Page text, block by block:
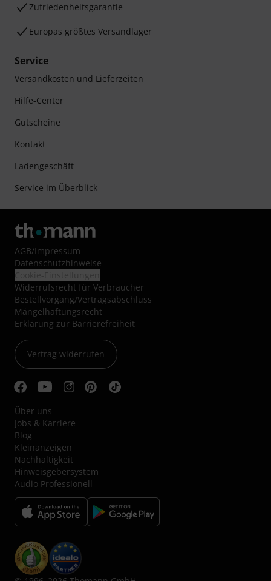
Zufriedenheitsgarantie
Europas größtes Versandlager
Service
Versandkosten und Lieferzeiten
Hilfe-Center
Gutscheine
Kontakt
Ladengeschäft
Service im Überblick
AGB/Impressum
Datenschutzhinweise
Widerrufsrecht für Verbraucher
Bestellvorgang/Vertragsabschluss
Mängelhaftungsrecht
Erklärung zur Barrierefreiheit
Vertrag widerrufen
Über uns
Jobs & Karriere
Blog
Kleinanzeigen
Nachhaltigkeit
Hinweisgebersystem
Audio Professionell